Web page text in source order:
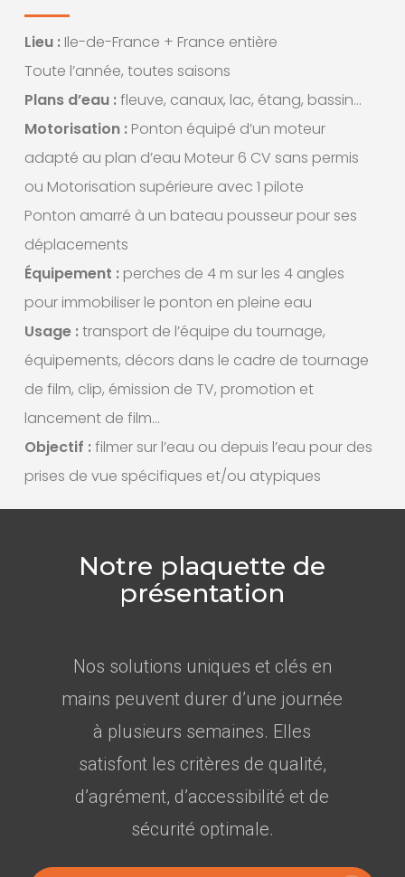
Lieu :Ile-de-France + France entière
Toute l’année, toutes saisons
Plans d’eau :fleuve, canaux, lac, étang, bassin…
Motorisation :Ponton équipé d’un moteur
adapté au plan d’eau Moteur 6 CV sans permis
ou Motorisation supérieure avec 1 pilote
Ponton amarré à un bateau pousseur pour ses
déplacements
Équipement :perches de 4 m sur les 4 angles
pour immobiliser le ponton en pleine eau
Usage :transport de l’équipe du tournage,
équipements, décors dans le cadre de tournage
de film, clip, émission de TV, promotion et
lancement de film…
Objectif :filmer sur l’eau ou depuis l’eau pour des
prises de vue spécifiques et/ou atypiques
Notre plaquette de
présentation
Nos solutions uniques et clés en
mains peuvent durer d’une journée
à plusieurs semaines. Elles
satisfont les critères de qualité,
d’agrément, d’accessibilité et de
sécurité optimale.